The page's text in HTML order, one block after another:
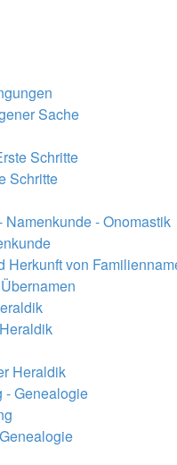
Sache
Schritte
Schritte
Namenkunde - Onomastik
von
Heraldik
- Genealogie